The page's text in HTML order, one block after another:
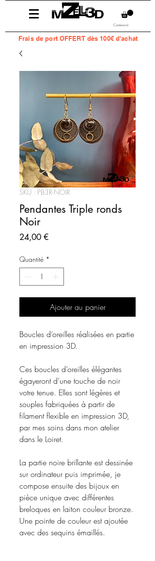
Connexion
Fraisde port OFFERT dès 100€ d'achat
SKU : PB3R-NOIR
Pendantes Triple ronds
Noir
24,00 €Prix
Quantité *
Ajouter au panier
Boucles d’oreilles réalisées en partie
en impression 3D.
Ces boucles d’oreilles élégantes
égayeront d’une touche de noir
votre tenue. Elles sont légères et
souples fabriquées à partir de
filament flexible en impression 3D,
par mes soins dans mon atelier
dans le Loiret.
La partie noire brillante est dessinée
sur ordinateur puis imprimée, je
compose ensuite des bijoux en
pièce unique avec différentes
breloques en laiton couleur bronze.
Une pointe de couleur est ajoutée
avec des sequins émaillés.